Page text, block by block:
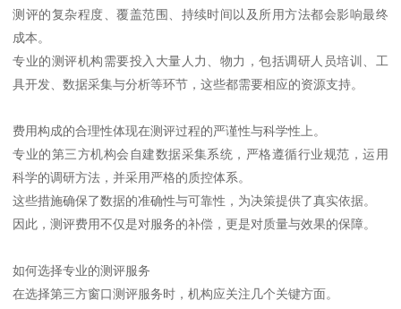
测评的复杂程度、覆盖范围、持续时间以及所用方法都会影响最终
成本。
专业的测评机构需要投入大量人力、物力，包括调研人员培训、工
具开发、数据采集与分析等环节，这些都需要相应的资源支持。
费用构成的合理性体现在测评过程的严谨性与科学性上。
专业的第三方机构会自建数据采集系统，严格遵循行业规范，运用
科学的调研方法，并采用严格的质控体系。
这些措施确保了数据的准确性与可靠性，为决策提供了真实依据。
因此，测评费用不仅是对服务的补偿，更是对质量与效果的保障。
如何选择专业的测评服务
在选择第三方窗口测评服务时，机构应关注几个关键方面。